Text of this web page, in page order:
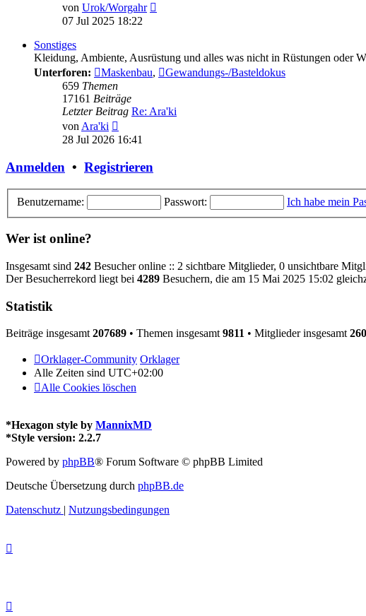
von Urok/Worgahr
07 Jul 2025 18:22
Sonstiges
Kleidung, Ambiente, Ausrüstung und alles was nicht in Rüstungen oder
Unterforen:
Maskenbau,
Gewandungs-/Basteldokus
659 Themen
17161 Beiträge
Letzter Beitrag Re: Ara'ki
vonAra'ki
Beitrag
28 Jul 2026 16:41
Anmelden • Registrieren
Benutzername: Passwort: Ich habe mein
Wer ist online?
Insgesamt sind 242 Besucher online :: 2 sichtbare Mitglieder, 0 unsichtbare
Der Besucherrekord liegt bei 4289 Besuchern, die am 15 Mai 2025 15:02
Statistik
Beiträge insgesamt 207689 • Themen insgesamt 9811 • Mitglieder insgesamt
Orklager-Community Orklager
Alle Zeiten sind UTC+02:00
Alle Cookies löschen
*Hexagon style by MannixMD
*Style version: 2.2.7
Powered by phpBB® Forum Software © phpBB Limited
Deutsche Übersetzung durch phpBB.de
Datenschutz | Nutzungsbedingungen